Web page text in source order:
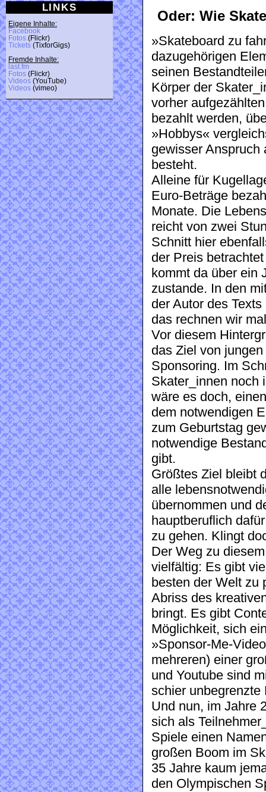
LINKS
Eigene Inhalte:
Facebook
Fotos (Flickr)
Tickets (TixforGigs)
Fremde Inhalte:
last.fm
Fotos (Flickr)
Videos (YouTube)
Videos (vimeo)
Oder: Wie
»Skateboard zu
dazugehörigen
seinen
Körper der
vorher
bezahlt werden,
»Hobbys«
gewisser Anspruch
besteht.
Alleine für
Euro-Beträge
Monate. Die
reicht von zwei
Schnitt hier
der Preis
kommt da über ein
zustande. In den
der Autor des
das rechnen wir
Vor diesem
das Ziel von
Sponsoring. Im
Skater_innen noch
wäre es doch,
dem notwendigen
zum Geburtstag
notwendige
gibt.
Größtes Ziel bleibt
alle
übernommen und
hauptberuflich
zu gehen. Klingt
Der Weg zu
vielfältig: Es gibt
besten der Welt zu
Abriss des
bringt. Es gibt
Möglichkeit, sich
»Sponsor-Me-
mehreren) einer
und Youtube sind
schier unbegrenzte
Und nun, im Jahre
sich als
Spiele einen
großen Boom im
35 Jahre kaum
den Olympischen